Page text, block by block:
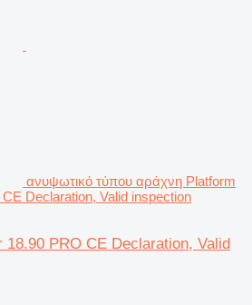
ανυψωτικό τύπου αράχνη Platform
Declaration, Valid inspection
PRO CE Declaration, Valid